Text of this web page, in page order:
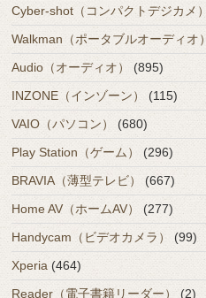
Cyber-shot（コンパクトデジカメ）
Walkman（ポータブルオーディオ）
Audio（オーディオ）
(895)
INZONE（インゾーン）
(115)
VAIO（パソコン）
(680)
Play Station（ゲーム）
(296)
BRAVIA（薄型テレビ）
(667)
Home AV（ホームAV）
(277)
Handycam（ビデオカメラ）
(99)
Xperia (464)
Reader（電子書籍リーダー）
(2)